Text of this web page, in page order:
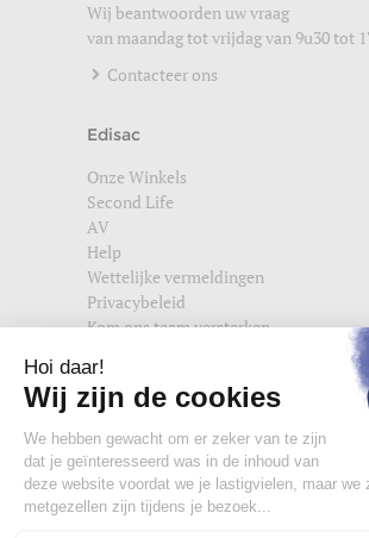
Wij beantwoorden uw vraag
van maandag tot vrijdag van 9u30 tot
Contacteer ons
Edisac
Onze Winkels
Second Life
AV
Help
Wettelijke vermeldingen
Privacybeleid
Kom ons team versterken
Vind ons ook terug opedisac.com en
Word lid van de edisac